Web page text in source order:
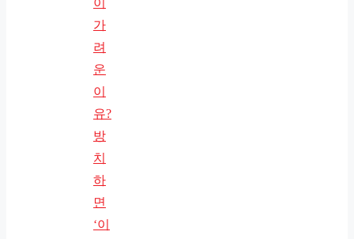
이
가
려
운
이
유?
방
치
하
면
‘이